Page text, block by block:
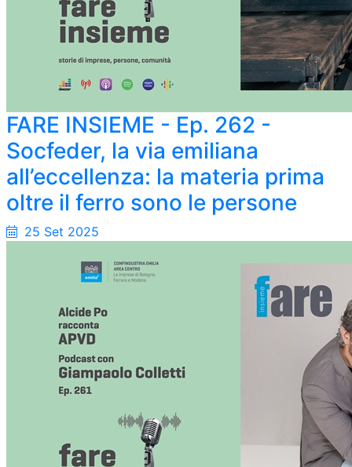
FARE INSIEME - Ep. 262 -
Socfeder, la via emiliana
all’eccellenza: la materia prima
oltre il ferro sono le persone
25 Set 2025